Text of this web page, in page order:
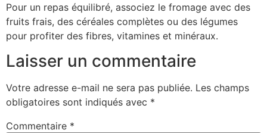
Pour un repas équilibré, associez le fromage avec des
fruits frais, des céréales complètes ou des légumes
pour profiter des fibres, vitamines et minéraux.
Laisser un commentaire
Votre adresse e-mail ne sera pas publiée. Les champs
obligatoires sont indiqués avec *
Commentaire *